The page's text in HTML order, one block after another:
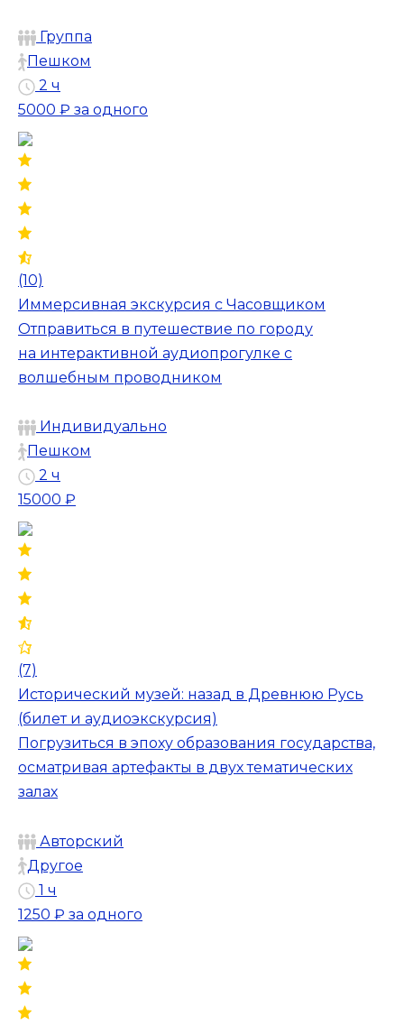
Группа
Пешком
2 ч
5000 ₽ за одного
(10)
Иммерсивная экскурсия с Часовщиком
Отправиться в путешествие по городу
на интерактивной аудиопрогулке с
волшебным проводником
Индивидуально
Пешком
2 ч
15000 ₽
(7)
Исторический музей: назад в Древнюю Русь
(билет и аудиоэкскурсия)
Погрузиться в эпоху образования государства,
осматривая артефакты в двух тематических
залах
Авторский
Другое
1 ч
1250 ₽ за одного